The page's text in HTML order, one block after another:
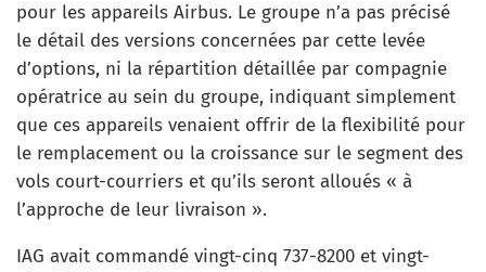
pour les appareils Airbus. Le groupe n’a pas précisé
le détail des versions concernées par cette levée
d’options, ni la répartition détaillée par compagnie
opératrice au sein du groupe, indiquant simplement
que ces appareils venaient offrir de la flexibilité pour
le remplacement ou la croissance sur le segment des
vols court-courriers et qu’ils seront alloués « à
l’approche de leur livraison ».
IAG avait commandé vingt-cinq 737-8200 et vingt-